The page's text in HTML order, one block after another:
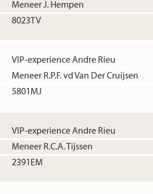
Meneer J. Hempen
8023TV
VIP-experience Andre Rieu
Meneer R.P.F. vd Van Der Cruijsen
5801MJ
VIP-experience Andre Rieu
Meneer R.C.A. Tijssen
2391EM